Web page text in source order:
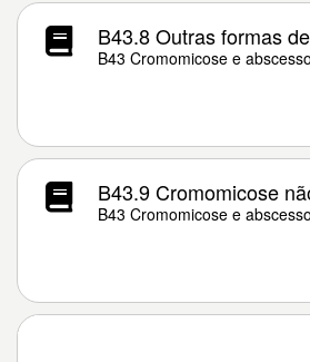
B43.8 Outras formas
B43 Cromomicose e
B43.9 Cromomicose
B43 Cromomicose e